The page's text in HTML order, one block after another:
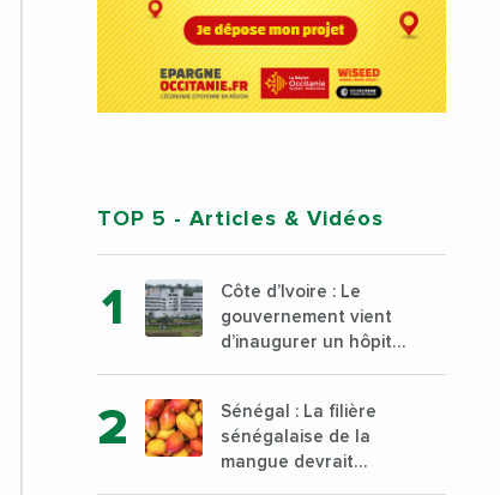
TOP 5 - Articles & Vidéos
Côte d’Ivoire : Le
gouvernement vient
d’inaugurer un hôpital
au sud du pays
Sénégal : La filière
sénégalaise de la
mangue devrait